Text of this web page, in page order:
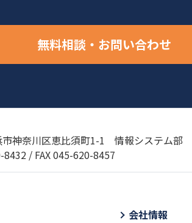
無料相談・お問い合わせ
市神奈川区恵比須町1-1 情報システム部
8432 / FAX 045-620-8457
会社情報